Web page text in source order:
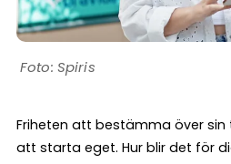
Spiris
Friheten att bestämma över
att starta eget. Hur blir det för